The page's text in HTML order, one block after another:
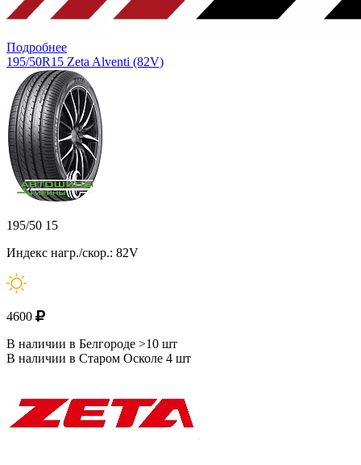
Подробнее
195/50R15 Zeta Alventi (82V)
195/50 15
Индекс нагр./скор.: 82V
4600
В наличии в Белгороде >10 шт
В наличии в Старом Осколе 4 шт